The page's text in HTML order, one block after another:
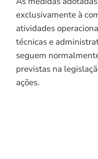
exclusivamente à
atividades
técnicas e
seguem
previstas na
ações.